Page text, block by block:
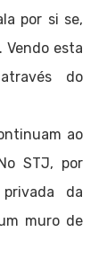
por si se,
Vendo esta
do
ao
STJ, por
da
muro de